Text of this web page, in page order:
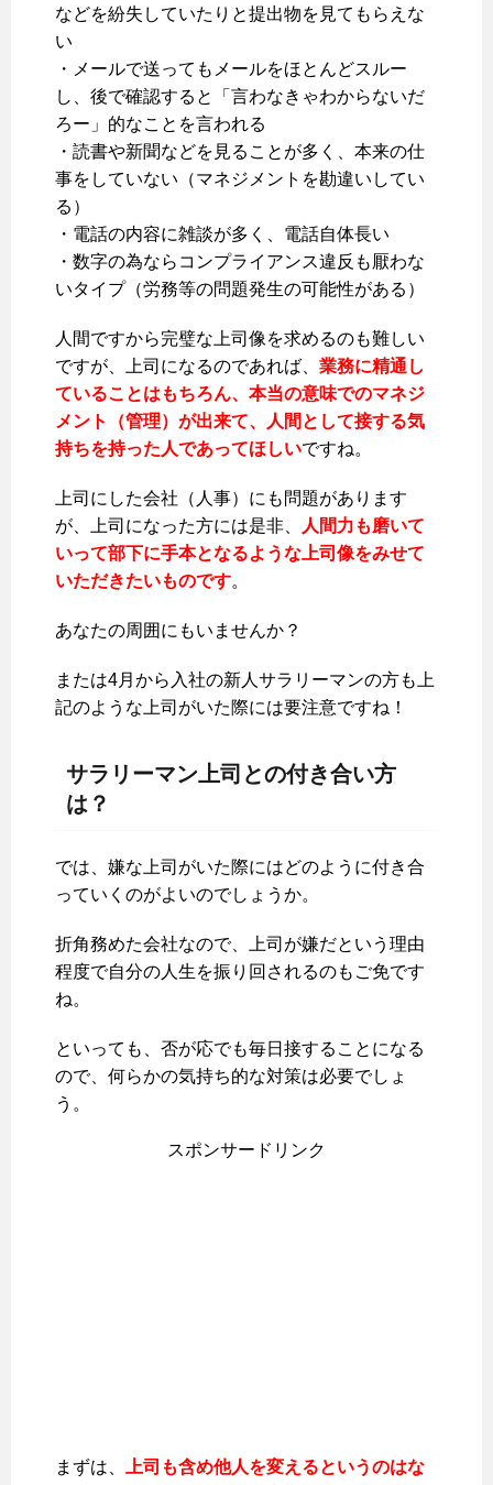
などを紛失していたりと提出物を見てもらえな
い
・メールで送ってもメールをほとんどスルー
し、後で確認すると「言わなきゃわからないだ
ろー」的なことを言われる
・読書や新聞などを見ることが多く、本来の仕
事をしていない（マネジメントを勘違いしてい
る）
・電話の内容に雑談が多く、電話自体長い
・数字の為ならコンプライアンス違反も厭わな
いタイプ（労務等の問題発生の可能性がある）
人間ですから完璧な上司像を求めるのも難しい
ですが、上司になるのであれば、 業務に精通し
ていることはもちろん、本当の意味でのマネジ
メント（管理）が出来て、人間として接する気
持ちを持った人であってほしいですね。
上司にした会社（人事）にも問題があります
が、上司になった方には是非、
人間力も磨いて
いって部下に手本となるような上司像をみせて
いただきたいものです。
あなたの周囲にもいませんか？
または4月から入社の新人サラリーマンの方も上
記のような上司がいた際には要注意ですね！
サラリーマン上司との付き合い方
は？
では、嫌な上司がいた際にはどのように付き合
っていくのがよいのでしょうか。
折角務めた会社なので、上司が嫌だという理由
程度で自分の人生を振り回されるのもご免です
ね。
といっても、否が応でも毎日接することになる
ので、何らかの気持ち的な対策は必要でしょ
う。
スポンサードリンク
まずは、 上司も含め他人を変えるというのはな